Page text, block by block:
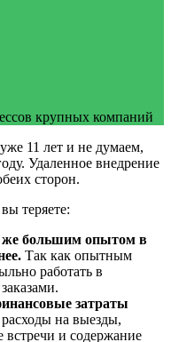
крупных компаний
11 лет и не думаем,
Удаленное внедрение
сторон.
теряете:
же большим опытом в
Так как опытным
работать в
затраты
на выезды,
и содержание